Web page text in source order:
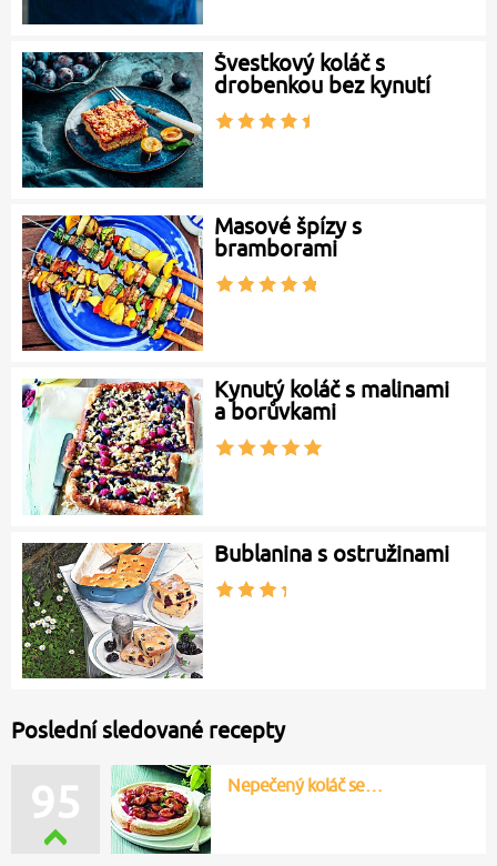
Švestkový koláč s
drobenkou bez kynutí
Masové špízy s
bramborami
Kynutý koláč s malinami
a borůvkami
Bublanina s ostružinami
Poslední sledované recepty
95 Nepečený koláč se…